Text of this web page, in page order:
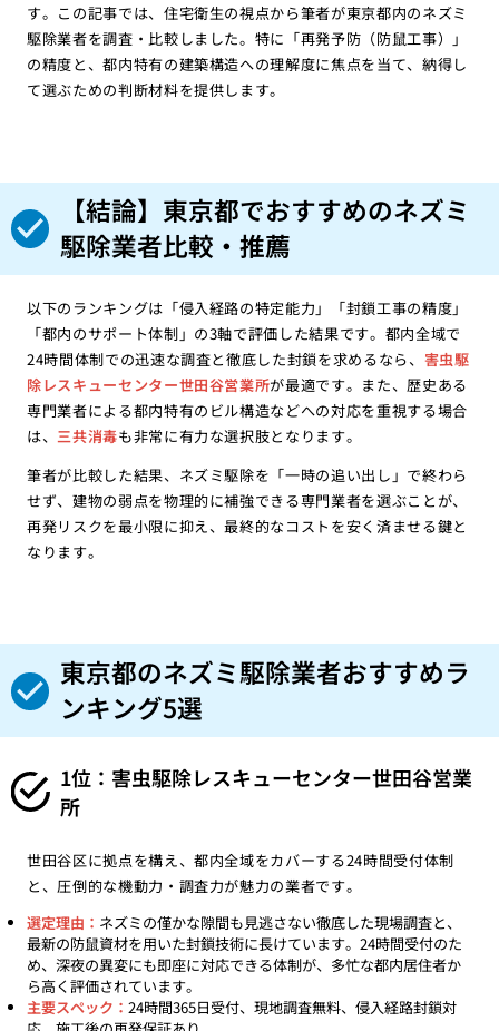
す。この記事では、住宅衛生の視点から筆者が東京都内のネズミ
駆除業者を調査・比較しました。特に「再発予防（防鼠工事）」
の精度と、都内特有の建築構造への理解度に焦点を当て、納得し
て選ぶための判断材料を提供します。
【結論】東京都でおすすめのネズミ
駆除業者比較・推薦
以下のランキングは「侵入経路の特定能力」「封鎖工事の精度」
「都内のサポート体制」の3軸で評価した結果です。都内全域で
24時間体制での迅速な調査と徹底した封鎖を求めるなら、 害虫駆
除レスキューセンター世田谷営業所が最適です。また、歴史ある
専門業者による都内特有のビル構造などへの対応を重視する場合
は、 三共消毒も非常に有力な選択肢となります。
筆者が比較した結果、ネズミ駆除を「一時の追い出し」で終わら
せず、建物の弱点を物理的に補強できる専門業者を選ぶことが、
再発リスクを最小限に抑え、最終的なコストを安く済ませる鍵と
なります。
東京都のネズミ駆除業者おすすめラ
ンキング5選
1位：害虫駆除レスキューセンター世田谷営業
所
世田谷区に拠点を構え、都内全域をカバーする24時間受付体制
と、圧倒的な機動力・調査力が魅力の業者です。
選定理由： ネズミの僅かな隙間も見逃さない徹底した現場調査と、
最新の防鼠資材を用いた封鎖技術に長けています。24時間受付のた
め、深夜の異変にも即座に対応できる体制が、多忙な都内居住者か
ら高く評価されています。
主要スペック： 24時間365日受付、現地調査無料、侵入経路封鎖対